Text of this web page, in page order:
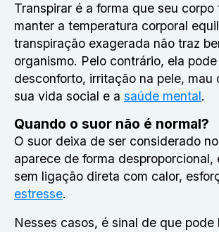
Transpirar é a forma que seu corpo
manter a temperatura corporal
transpiração exagerada não traz
organismo. Pelo contrário, ela
desconforto, irritação na pele, mau
sua vida social e a saúde mental.
Quando o suor não é normal?
O suor deixa de ser considerado
aparece de forma desproporcional,
sem ligação direta com calor,
estresse.
Nesses casos, é sinal de que pode